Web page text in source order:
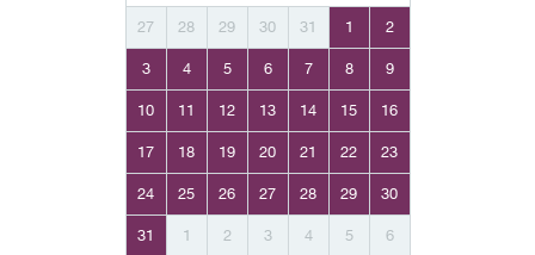
27 28 29 30 31 1 2
3 4 5 6 7 8 9
10 11 12 13 14 15 16
17 18 19 20 21 22 23
24 25 26 27 28 29 30
31 1 2 3 4 5 6